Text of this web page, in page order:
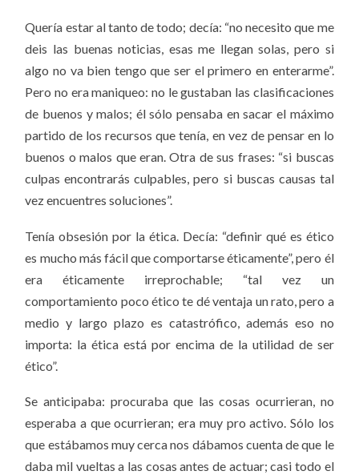
Quería estar al tanto de todo; decía: “no necesito que me
deis las buenas noticias, esas me llegan solas, pero si
algo no va bien tengo que ser el primero en enterarme”.
Pero no era maniqueo: no le gustaban las clasificaciones
de buenos y malos; él sólo pensaba en sacar el máximo
partido de los recursos que tenía, en vez de pensar en lo
buenos o malos que eran. Otra de sus frases: “si buscas
culpas encontrarás culpables, pero si buscas causas tal
vez encuentres soluciones”.
Tenía obsesión por la ética. Decía: “definir qué es ético
es mucho más fácil que comportarse éticamente”, pero él
era éticamente irreprochable; “tal vez un
comportamiento poco ético te dé ventaja un rato, pero a
medio y largo plazo es catastrófico, además eso no
importa: la ética está por encima de la utilidad de ser
ético”.
Se anticipaba: procuraba que las cosas ocurrieran, no
esperaba a que ocurrieran; era muy pro activo. Sólo los
que estábamos muy cerca nos dábamos cuenta de que le
daba mil vueltas a las cosas antes de actuar; casi todo el